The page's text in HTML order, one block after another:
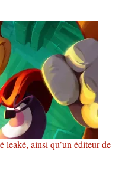
leaké, ainsi qu’un éditeur de